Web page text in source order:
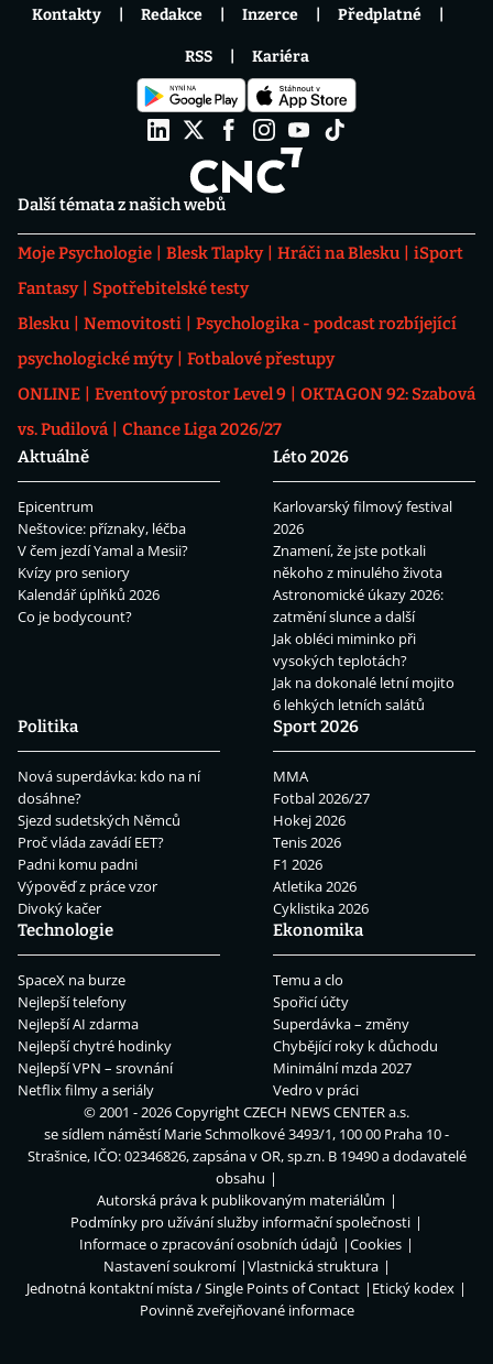
Další témata z našich webů
Moje Psychologie Blesk Tlapky Hráči na Blesku
iSport
Fantasy
Spotřebitelské testy
Blesku
Nemovitosti
Psychologika - podcast rozbíjející
psychologické mýty
Fotbalové přestupy
ONLINE
Eventový prostor Level 9
OKTAGON 92: Szabová
vs. Pudilová
Chance Liga 2026/27
Aktuálně
Epicentrum
Neštovice: příznaky, léčba
V čem jezdí Yamal a Mesii?
Kvízy pro seniory
Kalendář úplňků 2026
Co je bodycount?
Léto 2026
Karlovarský filmový festival
2026
Znamení, že jste potkali
někoho z minulého života
Astronomické úkazy 2026:
zatmění slunce a další
Jak obléci miminko při
vysokých teplotách?
Jak na dokonalé letní mojito
6 lehkých letních salátů
Politika
Nová superdávka: kdo na ní
dosáhne?
Sjezd sudetských Němců
Proč vláda zavádí EET?
Padni komu padni
Výpověď z práce vzor
Divoký kačer
Sport 2026
MMA
Fotbal 2026/27
Hokej 2026
Tenis 2026
F1 2026
Atletika 2026
Cyklistika 2026
Technologie
SpaceX na burze
Nejlepší telefony
Nejlepší AI zdarma
Nejlepší chytré hodinky
Nejlepší VPN – srovnání
Netflix filmy a seriály
Ekonomika
Temu a clo
Spořicí účty
Superdávka – změny
Chybějící roky k důchodu
Minimální mzda 2027
Vedro v práci
Kontakty Redakce Inzerce Předplatné
RSS Kariéra
© 2001 - 2026 CopyrightCZECH NEWS CENTER a.s.
se sídlem náměstí Marie Schmolkové 3493/1, 100 00 Praha 10 -
Strašnice, IČO: 02346826, zapsána v OR, sp.zn. B 19490 a dodavatelé
obsahu
Autorská práva k publikovaným materiálům
Podmínky pro užívání služby informační společnosti
Informace o zpracování osobních údajů
Cookies
Nastavení soukromí
Vlastnická struktura
Jednotná kontaktní místa / Single Points of Contact
Etický kodex
Povinně zveřejňované informace